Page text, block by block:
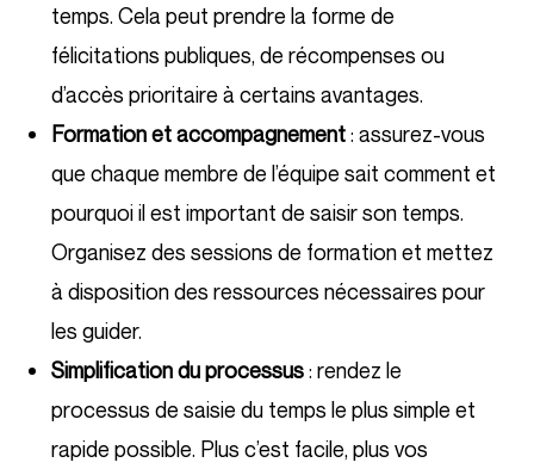
temps. Cela peut prendre la forme de
félicitations publiques, de récompenses ou
d’accès prioritaire à certains avantages.
Formation et accompagnement: assurez-vous
que chaque membre de l’équipe sait comment et
pourquoi il est important de saisir son temps.
Organisez des sessions de formation et mettez
à disposition des ressources nécessaires pour
les guider.
Simplification du processus: rendez le
processus de saisie du temps le plus simple et
rapide possible. Plus c’est facile, plus vos